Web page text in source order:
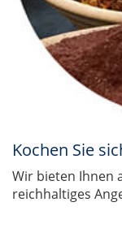
Kochen Sie
Wir bieten Ihnen
reichhaltiges